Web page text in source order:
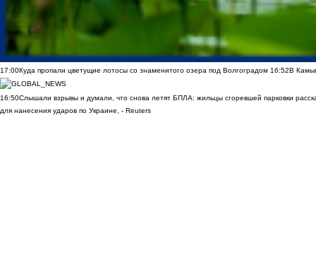
17:00Куда пропали цветущие лотосы со знаменитого озера под Волгоградом 16:52В
16:50Слышали взрывы и думали, что снова летят БПЛА: жильцы сгоревшей парковки
для нанесения ударов по Украине, - Reuters